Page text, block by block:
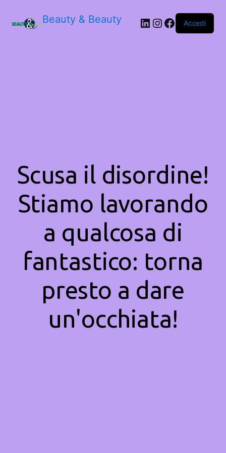
Beauty & Beauty LinkedIn
Instagram
Facebook
Accedi
Scusa il disordine!
Stiamo lavorando
a qualcosa di
fantastico: torna
presto a dare
un'occhiata!